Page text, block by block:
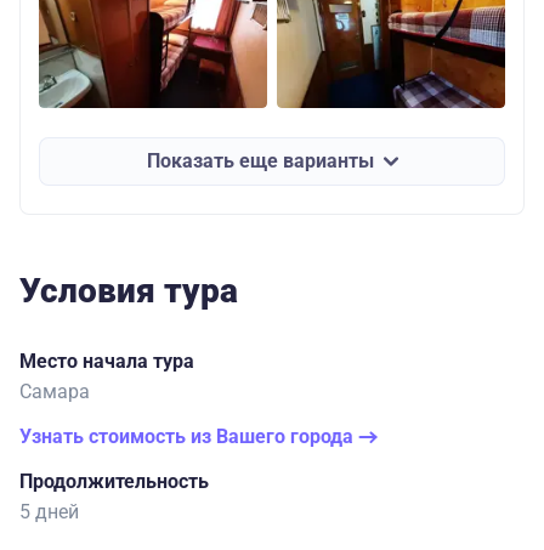
Показать еще варианты
Условия тура
Место начала тура
Самара
Узнать стоимость из Вашего города
Продолжительность
5 дней